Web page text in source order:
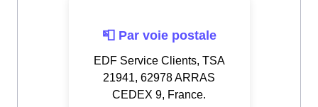
📮 Par voie postale
EDF Service Clients, TSA
21941, 62978 ARRAS
CEDEX 9, France.